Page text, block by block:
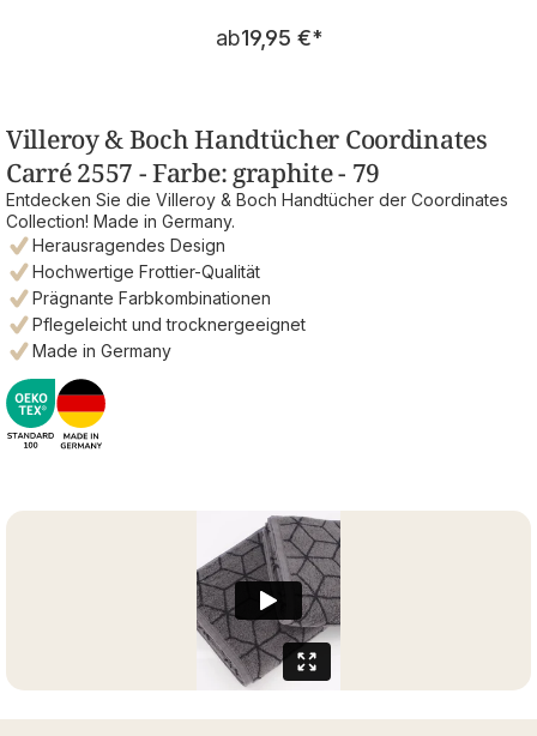
Regulärer Preis:
ab19,95 €*
Villeroy & Boch Handtücher Coordinates
Carré 2557 - Farbe: graphite - 79
Entdecken Sie die Villeroy & Boch Handtücher der Coordinates
Collection! Made in Germany.
Herausragendes Design
Hochwertige Frottier-Qualität
Prägnante Farbkombinationen
Pflegeleicht und trocknergeeignet
Made in Germany